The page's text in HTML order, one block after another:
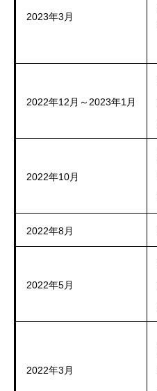
2023年3月
2022年12月～2023年1月
2022年10月
2022年8月
2022年5月
2022年3月